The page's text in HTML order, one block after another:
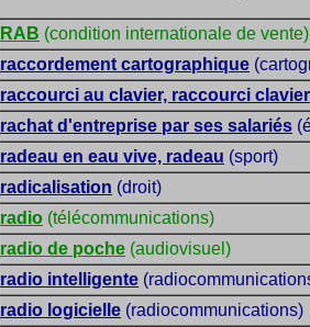
RAB (condition internationale de vente)
raccordement cartographique
raccourci au clavier, raccourci clavier
rachat d'entreprise par ses salariés
radeau en eau vive, radeau (sport)
radicalisation (droit)
radio (télécommunications)
radio de poche (audiovisuel)
radio intelligente
radio logicielle (radiocommunications)